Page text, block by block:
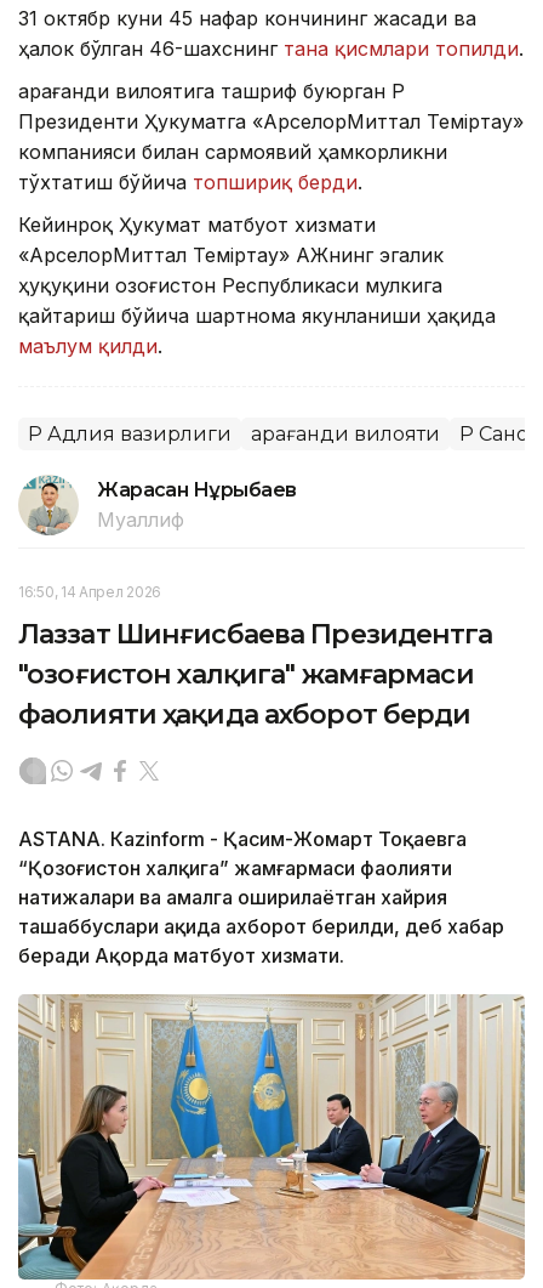
31 октябр куни 45 нафар кончининг жасади ва
ҳалок бўлган 46-шахснинг тана қисмлари топилди.
Қарағанди вилоятига ташриф буюрган ҚР
Президенти Ҳукуматга «АрселорМиттал Теміртау»
компанияси билан сармоявий ҳамкорликни
тўхтатиш бўйича топшириқ берди.
Кейинроқ Ҳукумат матбуот хизмати
«АрселорМиттал Теміртау» АЖнинг эгалик
ҳуқуқини Қозоғистон Республикаси мулкига
қайтариш бўйича шартнома якунланиши ҳақида
маълум қилди.
ҚР Адлия вазирлиги Қарағанди вилояти ҚР
Жарасқан Нұрыбаев
Муаллиф
16:50, 14 Апрел 2026
Лаззат Шинғисбаева Президентга
"Қозоғистон халқига" жамғармаси
фаолияти ҳақида ахборот берди
ASTANА. Кazinform - Қасим-Жомарт Тоқаевга
“Қозоғистон халқига” жамғармаси фаолияти
натижалари ва амалга оширилаётган хайрия
ташаббуслари ҳақида ахборот берилди, деб хабар
беради Ақорда матбуот хизмати.